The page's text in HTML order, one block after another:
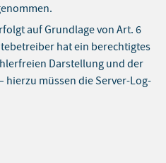
auf Grundlage von Art. 6
hat ein berechtigtes
Darstellung und der
hierzu müssen die Server-Log-